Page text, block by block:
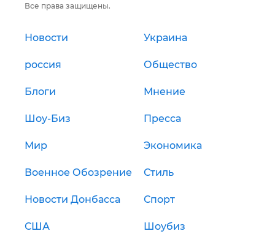
Все права защищены.
Новости Украина
россия Общество
Блоги Мнение
Шоу-Биз Пресса
Мир Экономика
Военное Обозрение Стиль
Новости Донбасса Спорт
США Шоубиз